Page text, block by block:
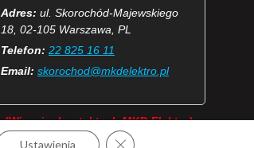
Adres: ul. Skorochód-Majewskiego
18, 02-105 Warszawa, PL
Telefon: 22 825 16 11
Email: skorochod@mkdelektro.pl
(Więcej o kontaktach MKD Elektro)
Ustawienia Zamknij panel